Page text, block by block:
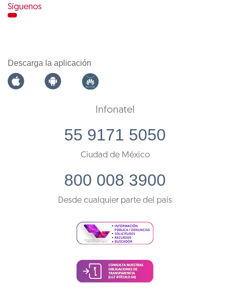
Síguenos
Descarga la aplicación
Infonatel
55 9171 5050
Ciudad de México
800 008 3900
Desde cualquier parte del país